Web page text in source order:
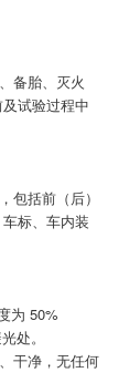
备胎、灭火
试验过程中
包括前（后）
标、车内装
为 50%
处。
干净，无任何